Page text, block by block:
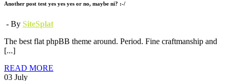
Another post test yes yes yes or no, maybe ni? :-/
- By SiteSplat
The best flat phpBB theme around. Period. Fine craftmanship and
[...]
READ MORE
03 July